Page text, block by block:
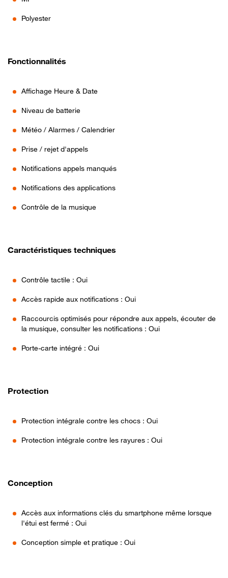
Polyester
Fonctionnalités
Affichage Heure & Date
Niveau de batterie
Météo / Alarmes / Calendrier
Prise / rejet d'appels
Notifications appels manqués
Notifications des applications
Contrôle de la musique
Caractéristiques techniques
Contrôle tactile : Oui
Accès rapide aux notifications : Oui
Raccourcis optimisés pour répondre aux appels, écouter de
la musique, consulter les notifications : Oui
Porte-carte intégré : Oui
Protection
Protection intégrale contre les chocs : Oui
Protection intégrale contre les rayures : Oui
Conception
Accès aux informations clés du smartphone même lorsque
l'étui est fermé : Oui
Conception simple et pratique : Oui